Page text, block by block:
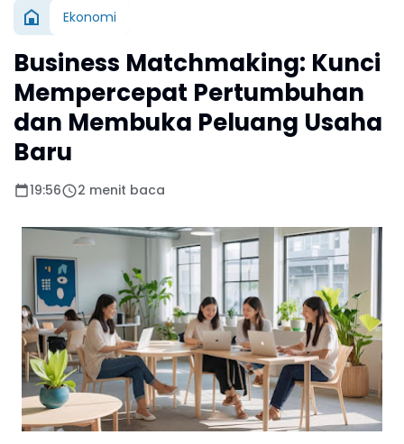
Ekonomi
Business Matchmaking: Kunci
Mempercepat Pertumbuhan
dan Membuka Peluang Usaha
Baru
19:56 2 menit baca